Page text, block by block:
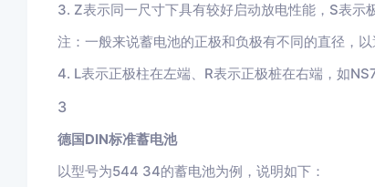
3. Z表示同一尺寸下具有较好启动放电性能，S表示
注：一般来说蓄电池的正极和负极有不同的直径，
4. L表示正极柱在左端、R表示正极桩在右端，如
3
德国DIN标准蓄电池
以型号为544 34的蓄电池为例，说明如下：